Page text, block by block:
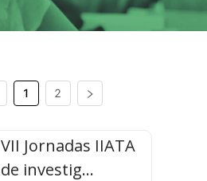
1 2
VII Jornadas IIATA
de investig...